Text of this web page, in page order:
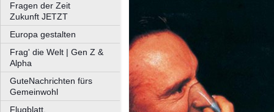
Fragen der Zeit
Zukunft JETZT
Europa gestalten
Frag' die Welt | Gen Z &
Alpha
GuteNachrichten fürs
Gemeinwohl
Flugblatt.